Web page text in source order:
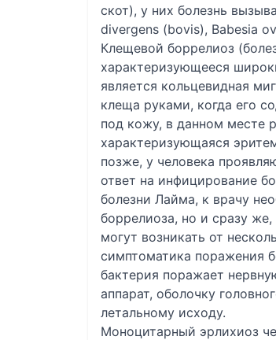
скот), у них болезнь
divergens (bovis), Babesia
Клещевой боррелиоз
характеризующееся
является кольцевидная
клеща руками, когда его
под кожу, в данном месте
характеризующаяся
позже, у человека
ответ на инфицирование
болезни Лайма, к врачу
боррелиоза, но и сразу
могут возникать от
симптоматика поражения
бактерия поражает
аппарат, оболочку
летальному исходу.
Моноцитарный эрлихиоз